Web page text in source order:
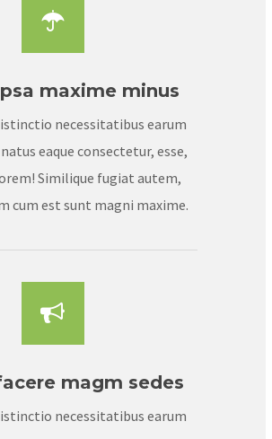
maxime minus
necessitatibus earum
eaque consectetur, esse,
Similique fugiat autem,
cum est sunt magni maxime.
magm sedes
necessitatibus earum